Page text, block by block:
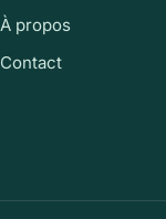
À propos
Contact